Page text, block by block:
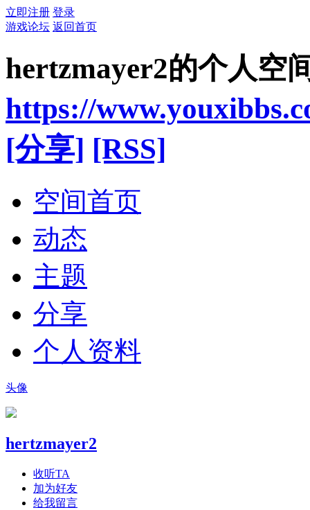
立即注册 登录
游戏论坛 返回首页
hertzmayer2的个人空
https://
[分享] [RSS]
空间首页
动态
主题
分享
个人资料
头像
hertzmayer2
收听TA
加为好友
给我留言